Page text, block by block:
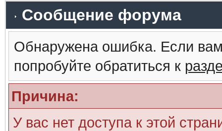
Сообщение форума
Обнаружена ошибка. Если
попробуйте обратиться к
Причина:
У вас нет доступа к этой